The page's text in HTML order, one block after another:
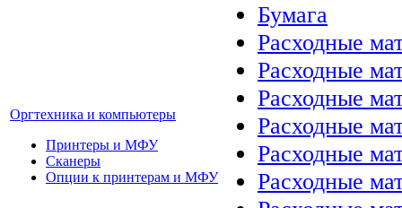
Оргтехника и компьютеры
Принтеры и МФУ
Сканеры
Опции к принтерам и МФУ
Бумага
Расходные
Расходные
Расходные
Расходные
Расходные
Расходные